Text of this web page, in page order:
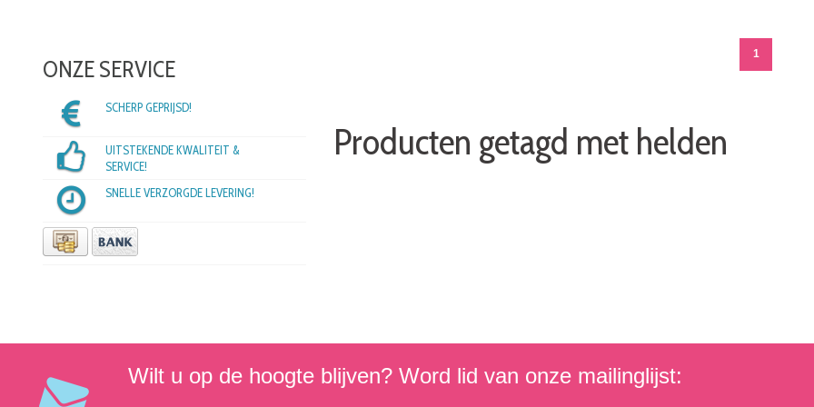
ONZE SERVICE
SCHERP GEPRIJSD!
UITSTEKENDE KWALITEIT &
SERVICE!
SNELLE VERZORGDE LEVERING!
1
Producten getagd met helden
Wilt u op de hoogte blijven? Word lid van onze mailinglijst: